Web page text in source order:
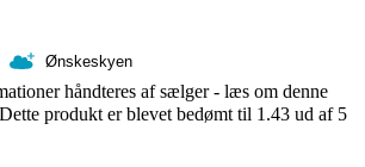
Ønskeskyen
håndteres af sælger - læs om denne
Dette produkt er blevet bedømt til 1.43 ud af 5